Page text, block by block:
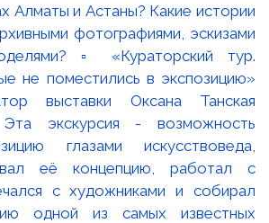
Алматы и Астаны? Какие истории
фотографиями, эскизами
▫️ «Кураторский тур.
не поместились в экспозицию»
выставки Оксана Танская
Эта экскурсия - возможность
глазами искусствоведа,
её концепцию, работал с
с художниками и собирал
одной из самых известных